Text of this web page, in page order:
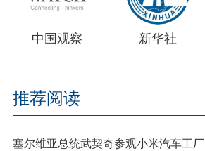
中国观察 新华社
推荐阅读
塞尔维亚总统武契奇参观小米汽车工厂